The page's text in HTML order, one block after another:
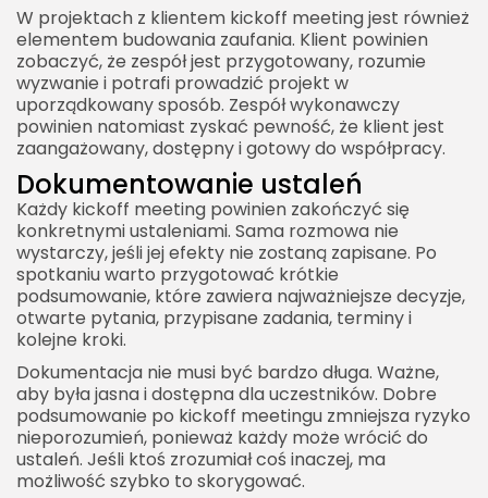
W projektach z klientem kickoff meeting jest również
elementem budowania zaufania. Klient powinien
zobaczyć, że zespół jest przygotowany, rozumie
wyzwanie i potrafi prowadzić projekt w
uporządkowany sposób. Zespół wykonawczy
powinien natomiast zyskać pewność, że klient jest
zaangażowany, dostępny i gotowy do współpracy.
Dokumentowanie ustaleń
Każdy kickoff meeting powinien zakończyć się
konkretnymi ustaleniami. Sama rozmowa nie
wystarczy, jeśli jej efekty nie zostaną zapisane. Po
spotkaniu warto przygotować krótkie
podsumowanie, które zawiera najważniejsze decyzje,
otwarte pytania, przypisane zadania, terminy i
kolejne kroki.
Dokumentacja nie musi być bardzo długa. Ważne,
aby była jasna i dostępna dla uczestników. Dobre
podsumowanie po kickoff meetingu zmniejsza ryzyko
nieporozumień, ponieważ każdy może wrócić do
ustaleń. Jeśli ktoś zrozumiał coś inaczej, ma
możliwość szybko to skorygować.